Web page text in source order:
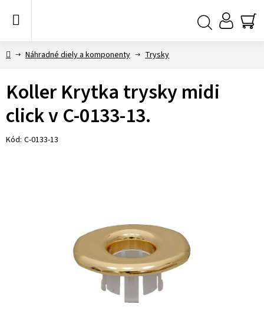
DomovNáhradné diely a komponenty Trysky
Koller Krytka trysky midi
click v C-0133-13.
Kód: C-0133-13